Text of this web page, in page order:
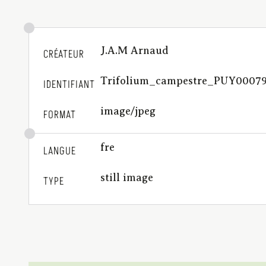
CRÉATEUR J.A.M Arnaud
IDENTIFIANT
FORMAT image/jpeg
LANGUE fre
TYPE still image